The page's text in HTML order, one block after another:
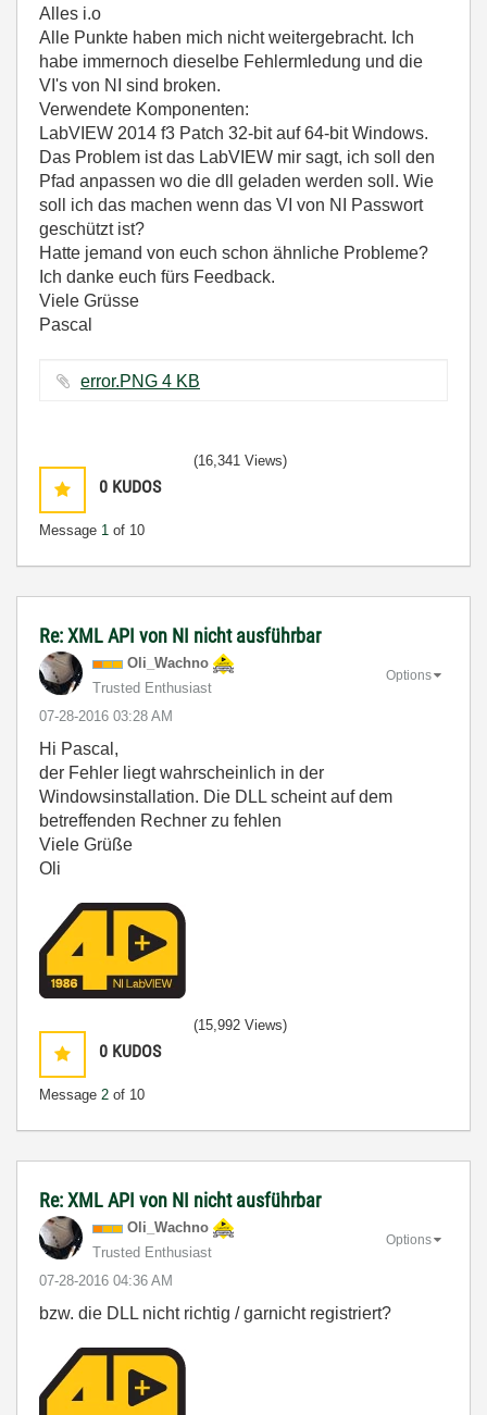
Alles i.o
Alle Punkte haben mich nicht weitergebracht. Ich
habe immernoch dieselbe Fehlermledung und die
VI's von NI sind broken.
Verwendete Komponenten:
LabVIEW 2014 f3 Patch 32-bit auf 64-bit Windows.
Das Problem ist das LabVIEW mir sagt, ich soll den
Pfad anpassen wo die dll geladen werden soll. Wie
soll ich das machen wenn das VI von NI Passwort
geschützt ist?
Hatte jemand von euch schon ähnliche Probleme?
Ich danke euch fürs Feedback.
Viele Grüsse
Pascal
error.PNG ‏4 KB
0 KUDOS
Message 1 of 10
(16,341 Views)
Re: XML API von NI nicht ausführbar
Oli_Wachno
Trusted Enthusiast
‎07-28-2016 03:28 AM
Options
Hi Pascal,
der Fehler liegt wahrscheinlich in der
Windowsinstallation. Die DLL scheint auf dem
betreffenden Rechner zu fehlen
Viele Grüße
Oli
0 KUDOS
Message 2 of 10
(15,992 Views)
Re: XML API von NI nicht ausführbar
Oli_Wachno
Trusted Enthusiast
‎07-28-2016 04:36 AM
Options
bzw. die DLL nicht richtig / garnicht registriert?